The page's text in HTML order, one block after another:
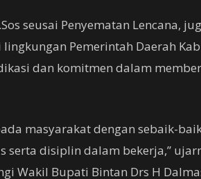
seusai Penyematan Lencana,
lingkungan Pemerintah Daerah
dan komitmen dalam
masyarakat dengan sebaik-
serta disiplin dalam bekerja,”
Wakil Bupati Bintan Drs H